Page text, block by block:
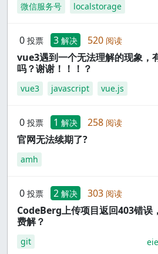
微信服务号 localstorage
0 投票 3 解决 520 阅读
vue3遇到一个无法理解的现象，
吗？谢谢！！！？
vue3 javascript vue.js
0 投票 1 解决 258 阅读
官网无法续期了?
amh
0 投票 2 解决 303 阅读
CodeBerg上传项目返回403错误
费解？
git